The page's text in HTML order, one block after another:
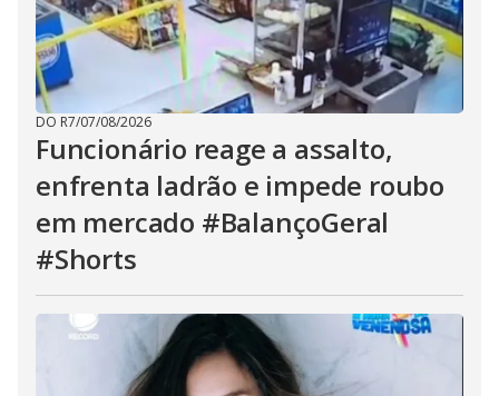
DO R7/07/08/2026
Funcionário reage a assalto,
enfrenta ladrão e impede roubo
em mercado #BalançoGeral
#Shorts